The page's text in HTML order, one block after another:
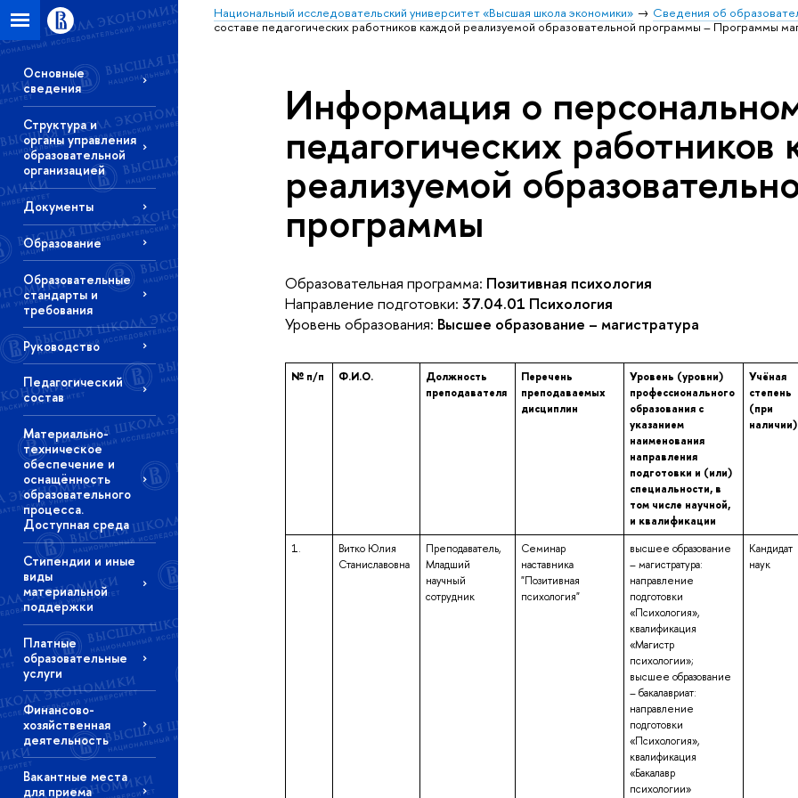
Национальный исследовательский университет «Высшая школа экономики» Сведения об
составе педагогических работников каждой реализуемой образовательной программы – Программы
Основные
сведения
Структура и
органы управления
образовательной
организацией
Документы
Образование
Образовательные
стандарты и
требования
Руководство
Педагогический
состав
Материально-
техническое
обеспечение и
оснащённость
образовательного
процесса.
Доступная среда
Стипендии и иные
виды
материальной
поддержки
Платные
образовательные
услуги
Финансово-
хозяйственная
деятельность
Вакантные места
для приема
Информация о
педагогических работников
реализуемой
программы
Образовательная программа: Позитивная психология
Направление подготовки: 37.04.01 Психология
Уровень образования: Высшее образование – магистратура
№ п/п Ф.И.О.
Должность
преподавателя
Перечень
преподаваемых
дисциплин
Уровень (уровни)
профессионального
образования с
указанием
наименования
направления
подготовки и (или)
специальности, в
том числе научной,
и квалификации
Учёная
степень
(при
наличии)
1.
Витко Юлия
Станиславовна
Преподаватель,
Младший
научный
сотрудник
Семинар
наставника
"Позитивная
психология"
высшее образование
– магистратура:
направление
подготовки
«Психология»,
квалификация
«Магистр
психологии»;
высшее образование
– бакалавриат:
направление
подготовки
«Психология»,
квалификация
«Бакалавр
психологии»
Кандидат
наук